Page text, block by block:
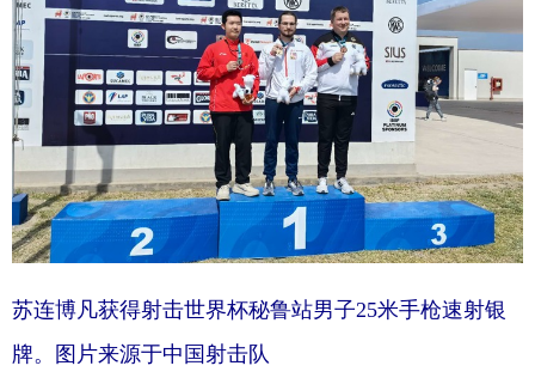
苏连博凡获得射击世界杯秘鲁站男子25米手枪速射银
牌。图片来源于中国射击队